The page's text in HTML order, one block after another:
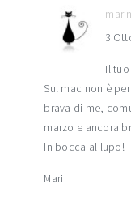
3
Il
Sul mac non è
brava di me,
marzo e ancora
In bocca al lupo!
Mari